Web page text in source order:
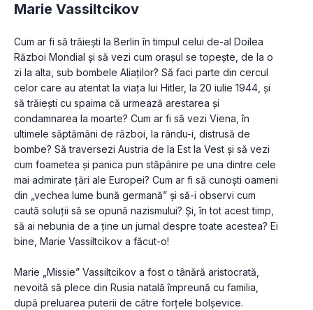
Marie Vassiltcikov
Cum ar fi să trăiești la Berlin în timpul celui de-al Doilea
Război Mondial și să vezi cum orașul se topește, de la o
zi la alta, sub bombele Aliaților? Să faci parte din cercul
celor care au atentat la viața lui Hitler, la 20 iulie 1944, și
să trăiești cu spaima că urmează arestarea și
condamnarea la moarte? Cum ar fi să vezi Viena, în
ultimele săptămâni de război, la rându-i, distrusă de
bombe? Să traversezi Austria de la Est la Vest și să vezi
cum foametea și panica pun stăpânire pe una dintre cele
mai admirate țări ale Europei? Cum ar fi să cunoști oameni
din „vechea lume bună germană” și să-i observi cum
caută soluții să se opună nazismului? Și, în tot acest timp,
să ai nebunia de a ține un jurnal despre toate acestea? Ei
bine, Marie Vassiltcikov a făcut-o!
Marie „Missie” Vassiltcikov a fost o tânără aristocrată,
nevoită să plece din Rusia natală împreună cu familia,
după preluarea puterii de către forțele bolșevice.